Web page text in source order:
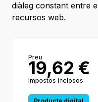
diàleg constant entre
recursos web.
Preu
19,62 €
Impostos inclosos